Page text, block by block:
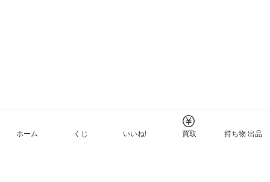
ホーム くじ いいね! 買取 持ち物 出品